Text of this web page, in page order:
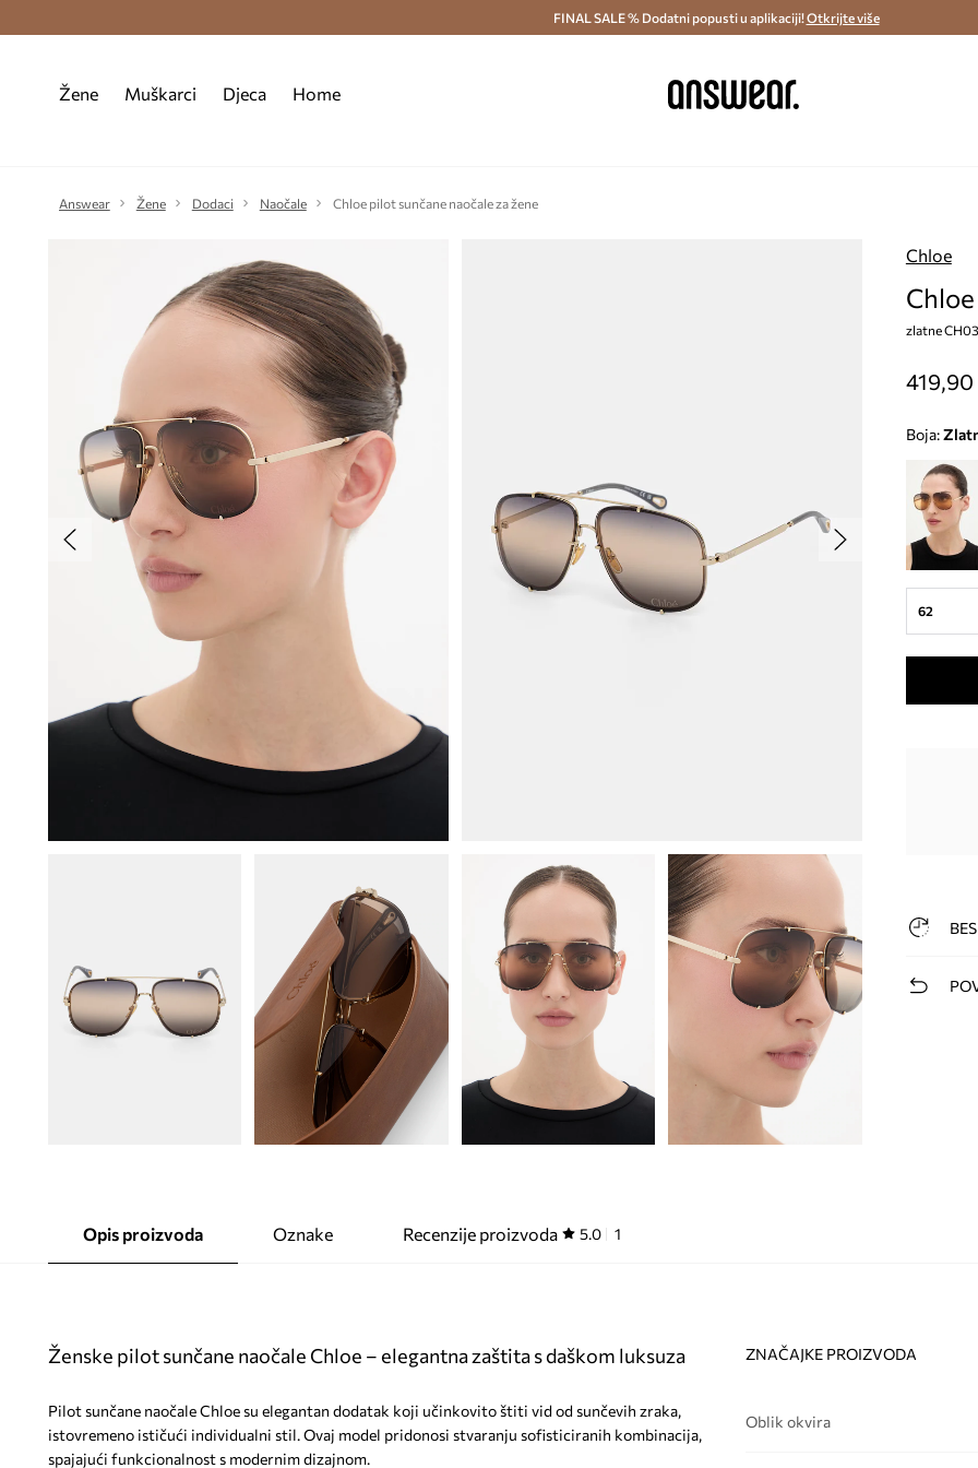
Besplatna dostava i povrat (od 70€) > Dostava u roku 48 sati >
FINAL SALE % Dodatni popusti u aplikaciji!Otkrijte više
Žene Muškarci Djeca Home
Answear Žene Dodaci Naočale Chloe pilot sunčane naočale za žene
Chloe
zlatne
Boja:
62
Opis proizvoda Oznake Recenzije proizvoda 5.0 1
Ženske pilot sunčane naočale Chloe – elegantna zaštita s daškom luksuza
Pilot sunčane naočale Chloe su elegantan dodatak koji učinkovito štiti vid od sunčevih zraka,
istovremeno ističući individualni stil. Ovaj model pridonosi stvaranju sofisticiranih kombinacija,
spajajući funkcionalnost s modernim dizajnom.
ZNAČAJKE PROIZVODA
Oblik okvira